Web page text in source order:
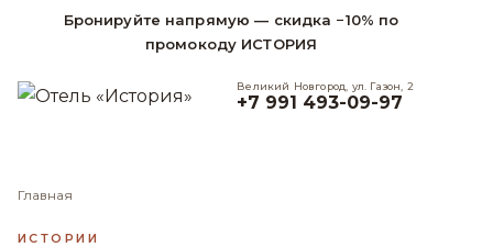
Бронируйте напрямую — скидка −10% по
промокоду ИСТОРИЯ
Великий Новгород, ул. Газон, 2
+7 991 493-09-97
Главная
ИСТОРИИ